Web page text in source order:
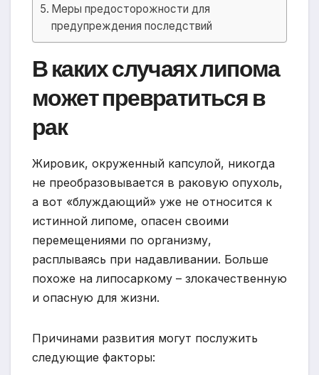
Меры предосторожности для
предупреждения последствий
В каких случаях липома
может превратиться в
рак
Жировик, окруженный капсулой, никогда
не преобразовывается в раковую опухоль,
а вот «блуждающий» уже не относится к
истинной липоме, опасен своими
перемещениями по организму,
расплываясь при надавливании. Больше
похоже на липосаркому – злокачественную
и опасную для жизни.
Причинами развития могут послужить
следующие факторы: